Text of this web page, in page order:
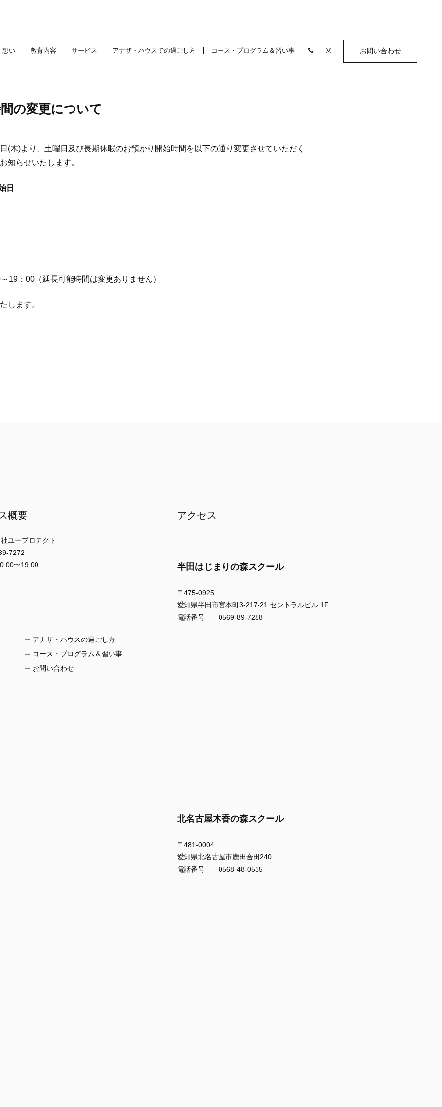
想い 教育内容 サービス アナザ・ハウスでの過ごし方 コース・プログラム＆習い事 お問い合わせ
の変更について
(木)より、土曜日及び長期休暇のお預かり開始時間を以下の通り変更させていただく
知らせいたします。
日
～19：00（延長可能時間は変更ありません）
します。
概要
ープロテクト
7272
〜19:00
アナザ・ハウスの過ごし方
コース・プログラム＆習い事
お問い合わせ
アクセス
半田はじまりの森スクール
〒475-0925
愛知県半田市宮本町3-217-21 セントラルビル 1F
電話番号 0569-89-7288
北名古屋木香の森スクール
〒481-0004
愛知県北名古屋市鹿田合田240
電話番号 0568-48-0535